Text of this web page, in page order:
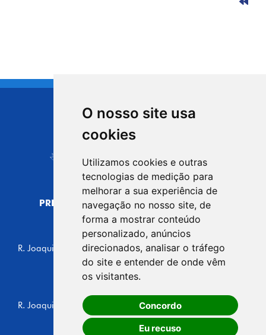
O nosso site usa
cookies
Utilizamos cookies e outras
tecnologias de medição para
melhorar a sua experiência de
navegação no nosso site, de
forma a mostrar conteúdo
personalizado, anúncios
direcionados, analisar o tráfego
do site e entender de onde vêm
os visitantes.
Concordo
Eu recuso
CIDADE DE
Carapicuíba
PREFEITURA MUNICIPAL DE CARAPICUÍBA
CNPJ: 44.892.693/0001-40
CENTRO ADMINISTRATIVO
R. Joaquim das Neves, 211 - Vila Caldas, Carapicuíba/SP
CEP: 06310-030, Brasil
Telefone: 4164-5500
GABINETE DO PREFEITO
R. Joaquim das Neves, 205 - Vila Caldas, Carapicuíba/SP
CEP: 06310-030, Brasil